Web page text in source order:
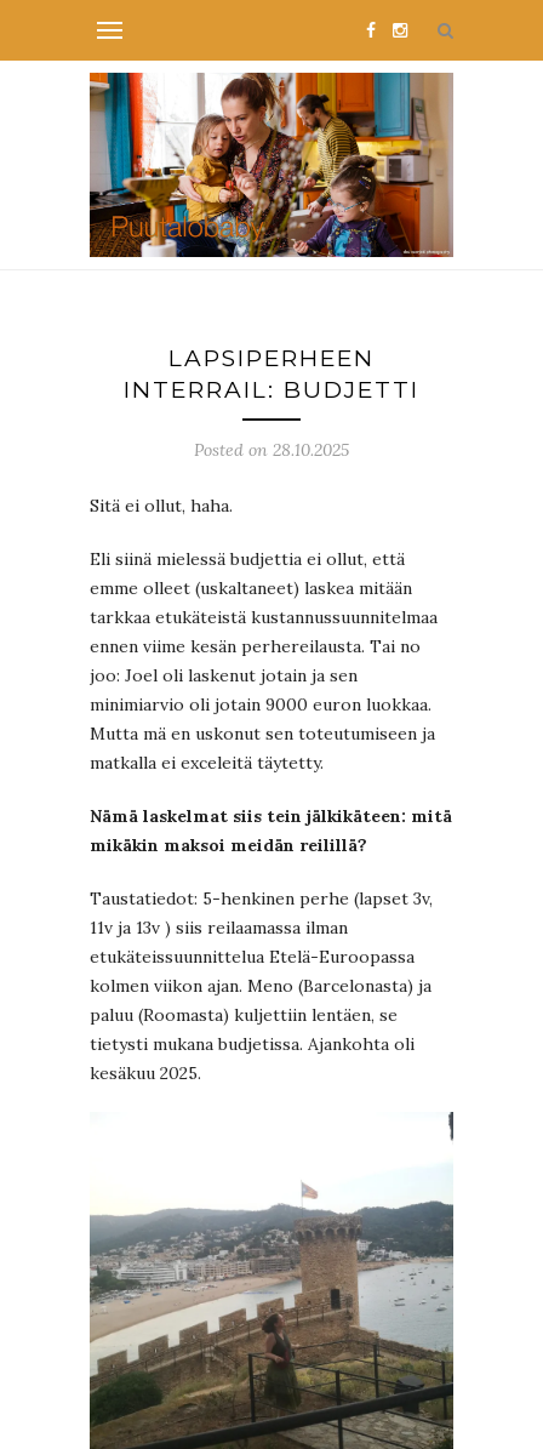
LAPSIPERHEEN
INTERRAIL: BUDJETTI
Posted on 28.10.2025
Sitä ei ollut, haha.
Eli siinä mielessä budjettia ei ollut, että
emme olleet (uskaltaneet) laskea mitään
tarkkaa etukäteistä kustannussuunnitelmaa
ennen viime kesän perhereilausta. Tai no
joo: Joel oli laskenut jotain ja sen
minimiarvio oli jotain 9000 euron luokkaa.
Mutta mä en uskonut sen toteutumiseen ja
matkalla ei exceleitä täytetty.
Nämä laskelmat siis tein jälkikäteen: mitä
mikäkin maksoi meidän reilillä?
Taustatiedot: 5-henkinen perhe (lapset 3v,
11v ja 13v ) siis reilaamassa ilman
etukäteissuunnittelua Etelä-Euroopassa
kolmen viikon ajan. Meno (Barcelonasta) ja
paluu (Roomasta) kuljettiin lentäen, se
tietysti mukana budjetissa. Ajankohta oli
kesäkuu 2025.